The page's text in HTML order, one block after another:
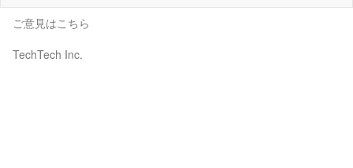
ご意見はこちら
TechTech Inc.